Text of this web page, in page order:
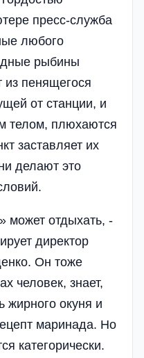
пресс-служба
любого
рыбины
пенящегося
от станции, и
телом, плюхаются
заставляет их
делают это
может отдыхать, -
директор
Он тоже
человек, знает,
жирного окуня и
маринада. Но
категорически.